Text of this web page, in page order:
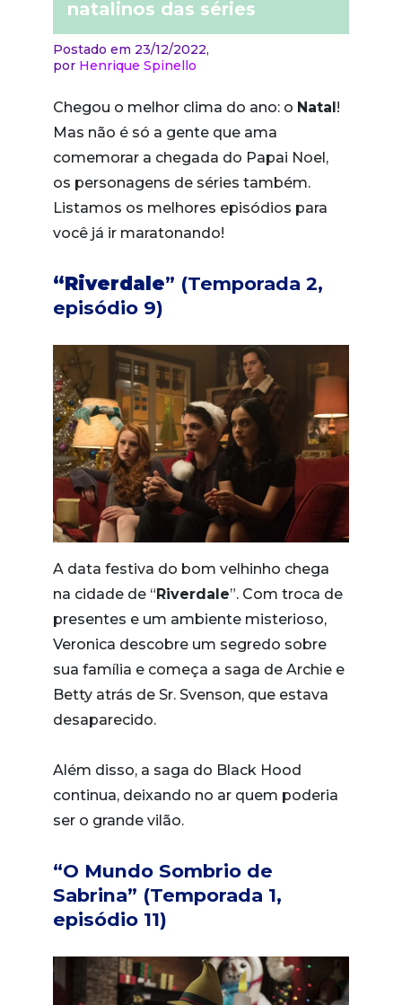
natalinos das séries
Postado em 23/12/2022,
por Henrique Spinello
Chegou o melhor clima do ano: o Natal!
Mas não é só a gente que ama
comemorar a chegada do Papai Noel,
os personagens de séries também.
Listamos os melhores episódios para
você já ir maratonando!
“Riverdale” (Temporada 2,
episódio 9)
A data festiva do bom velhinho chega
na cidade de “Riverdale”. Com troca de
presentes e um ambiente misterioso,
Veronica descobre um segredo sobre
sua família e começa a saga de Archie e
Betty atrás de Sr. Svenson, que estava
desaparecido.
Além disso, a saga do Black Hood
continua, deixando no ar quem poderia
ser o grande vilão.
“O Mundo Sombrio de
Sabrina” (Temporada 1,
episódio 11)